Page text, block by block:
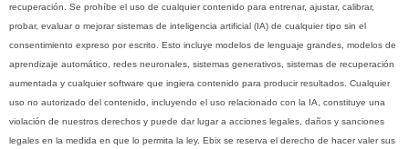
recuperación. Se prohíbe el uso de cualquier contenido para entrenar, ajustar, calibrar,
probar, evaluar o mejorar sistemas de inteligencia artificial (IA) de cualquier tipo sin el
consentimiento expreso por escrito. Esto incluye modelos de lenguaje grandes, modelos de
aprendizaje automático, redes neuronales, sistemas generativos, sistemas de recuperación
aumentada y cualquier software que ingiera contenido para producir resultados. Cualquier
uso no autorizado del contenido, incluyendo el uso relacionado con la IA, constituye una
violación de nuestros derechos y puede dar lugar a acciones legales, daños y sanciones
legales en la medida en que lo permita la ley. Ebix se reserva el derecho de hacer valer sus